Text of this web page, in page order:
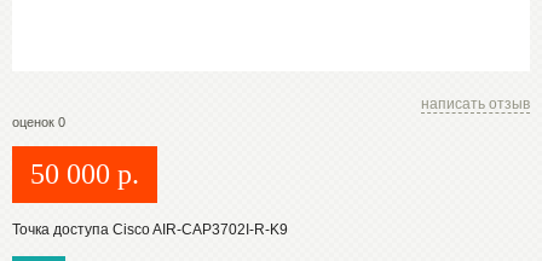
оценок 0
написать отзыв
50 000 р.
Точка доступа Cisco AIR-CAP3702I-R-K9